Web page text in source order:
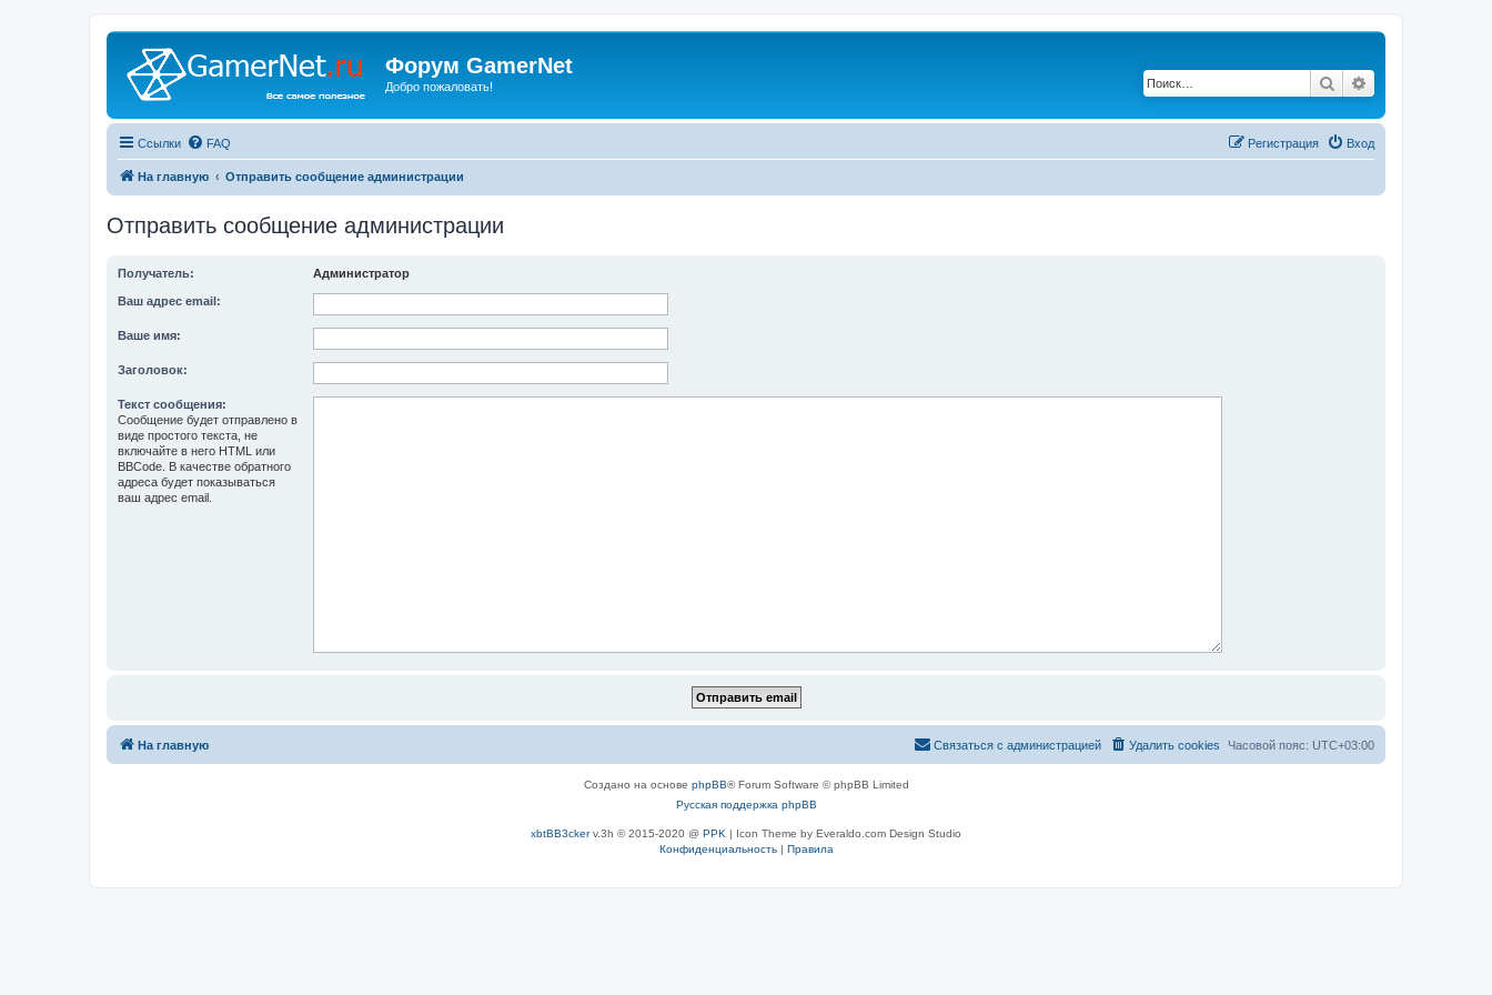
Форум GamerNet
Добро пожаловать! Поиск
Ссылки FAQ Вход
Регистрация
На главную Отправить сообщение администрации
Отправить сообщение администрации
Получатель: Администратор
Ваш адрес email:
Ваше имя:
Заголовок:
Текст сообщения:
Сообщение будет отправлено в
виде простого текста, не
включайте в него HTML или
BBCode. В качестве обратного
адреса будет показываться
ваш адрес email.
На главную Часовой пояс: UTC+03:00
Удалить cookies
Связаться с администрацией
Создано на основе phpBB® Forum Software © phpBB Limited
Русская поддержка phpBB
xbtBB3ckerv.3h © 2015-2020 @ PPK | Icon Theme by Everaldo.com Design Studio
Конфиденциальность| Правила